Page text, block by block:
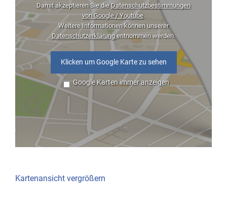
Damit akzeptieren Sie dieDatenschutzbestimmungen
von Google / Youtube.
Weitere Informationen können unserer
Datenschutzerklärungentnommen werden.
Klicken um Google Karte zu sehen
Google Karten immer anzeigen
Kartenansicht vergrößern